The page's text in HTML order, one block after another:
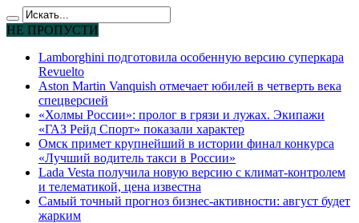
НЕ ПРОПУСТИ
Lamborghini подготовила особенную версию суперкара
Revuelto
Aston Martin Vanquish отмечает юбилей в четверть века
спецверсией
«Холмы России»: пролог в грязи и лужах. Экипажи
«ГАЗ Рейд Спорт» показали характер
Омск примет крупнейший в истории финал конкурса
«Лучший водитель такси в России»
Lada Vesta получила новую версию с климат-контролем
и телематикой, цена известна
Самый точный прогноз бизнес-активности: август будет
жарким